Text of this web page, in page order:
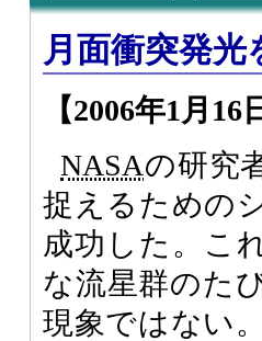
月面衝突発光
【2006年1月16
NASAの研究
捉えるための
成功した。こ
な流星群のた
現象ではない